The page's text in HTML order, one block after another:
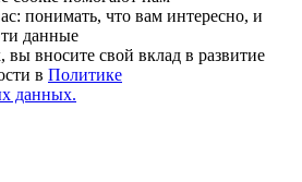
понимать, что вам интересно, и
данные
вносите свой вклад в развитие
в Политике
данных.